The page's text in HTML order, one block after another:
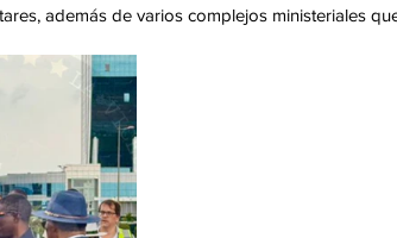
además de varios complejos ministeriales